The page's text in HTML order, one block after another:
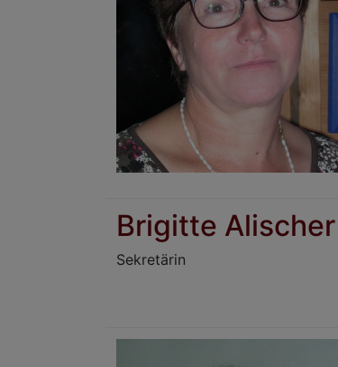
Brigitte Alischer
Sekretärin